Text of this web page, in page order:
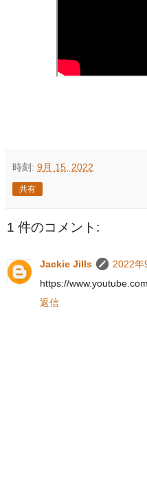
時刻: 9月 15, 2022
共有
1 件のコメント:
Jackie Jills
2022年
https://
返信